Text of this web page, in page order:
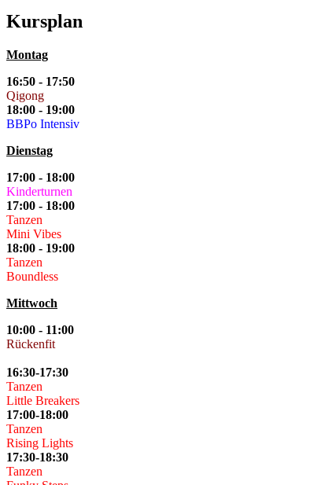
Kursplan
Montag
16:50 - 17:50
Qigong
18:00 - 19:00
BBPo Intensiv
Dienstag
17:00 - 18:00
Kinderturnen
17:00 - 18:00
Tanzen
Mini Vibes
18:00 - 19:00
Tanzen
Boundless
Mittwoch
10:00 - 11:00
Rückenfit
16:30-17:30
Tanzen
Little Breakers
17:00-18:00
Tanzen
Rising Lights
17:30-18:30
Tanzen